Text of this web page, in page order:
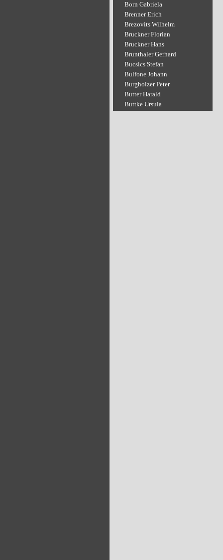
Born Gabriela
Brenner Erich
Brezovits Wilhelm
Bruckner Florian
Bruckner Hans
Brunthaler Gerhard
Bucsics Stefan
Bulfone Johann
Burgholzer Peter
Butter Harald
Buttke Ursula